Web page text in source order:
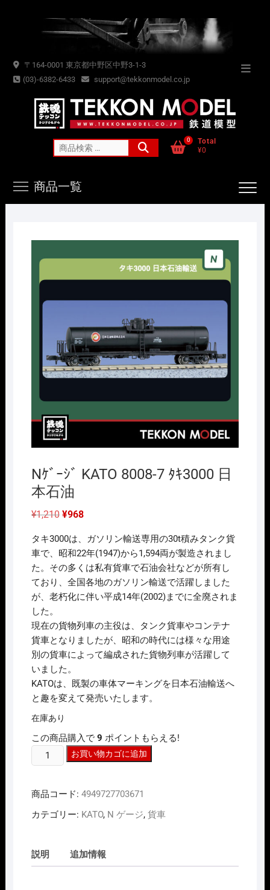
〒164-0001 東京都中野区中野3-1-3
(03)-6382-6433
support@tekkonmodel.co.jp
索
0
Total
¥0
商品一覧
Nｹﾞｰｼﾞ KATO 8008-7 ﾀｷ3000 日
本石油
¥1,210 元
格
は
¥1,210
で
た。
¥968現
価
格
は
¥968
で
す。
タキ3000は、ガソリン輸送専用の30t積みタンク貨
車で、昭和22年(1947)から1,594両が製造されまし
た。その多くは私有貨車で石油会社などが所有し
ており、全国各地のガソリン輸送で活躍しました
が、老朽化に伴い平成14年(2002)までに全廃されま
した。
現在の貨物列車の主役は、タンク貨車やコンテナ
貨車となりましたが、昭和の時代には様々な用途
別の貨車によって編成された貨物列車が活躍して
いました。
KATOは、既製の車体マーキングを日本石油輸送へ
と趣を変えて発売いたします。
在庫あり
この商品購入で 9 ポイントもらえる!
ｹﾞ
ｼﾞ
KATO
ﾀ
ｷ
お買い物カゴに追加
商品コード: 4949727703671
カテゴリー: KATO, N ゲージ, 貨車
説明 追加情報